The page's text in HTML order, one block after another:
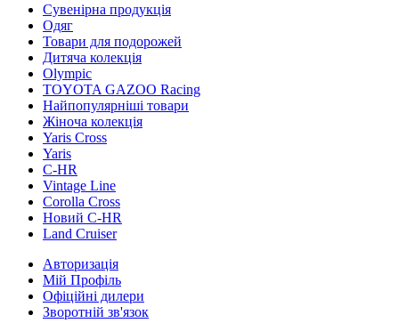
Сувенірна продукція
Одяг
Товари для подорожей
Дитяча колекція
Olympic
TOYOTA GAZOO Racing
Найпопулярніші товари
Жіноча колекція
Yaris Cross
Yaris
C-HR
Vintage Line
Corolla Cross
Новий C-HR
Land Cruiser
Авторизація
Мій Профіль
Офіційні дилери
Зворотній зв'язок